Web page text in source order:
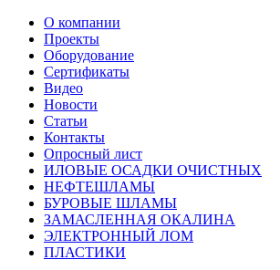
О компании
Проекты
Оборудование
Сертификаты
Видео
Новости
Статьи
Контакты
Опросный лист
ИЛОВЫЕ ОСАДКИ ОЧИСТНЫХ
НЕФТЕШЛАМЫ
БУРОВЫЕ ШЛАМЫ
ЗАМАСЛЕННАЯ ОКАЛИНА
ЭЛЕКТРОННЫЙ ЛОМ
ПЛАСТИКИ